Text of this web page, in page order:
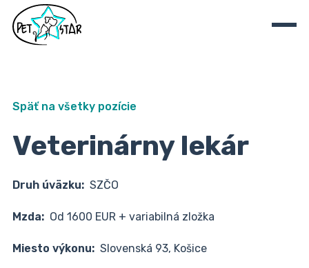
Späť na všetky pozície
Veterinárny lekár
Druh úväzku: SZČO
Mzda: Od 1600 EUR + variabilná zložka
Miesto výkonu: Slovenská 93, Košice